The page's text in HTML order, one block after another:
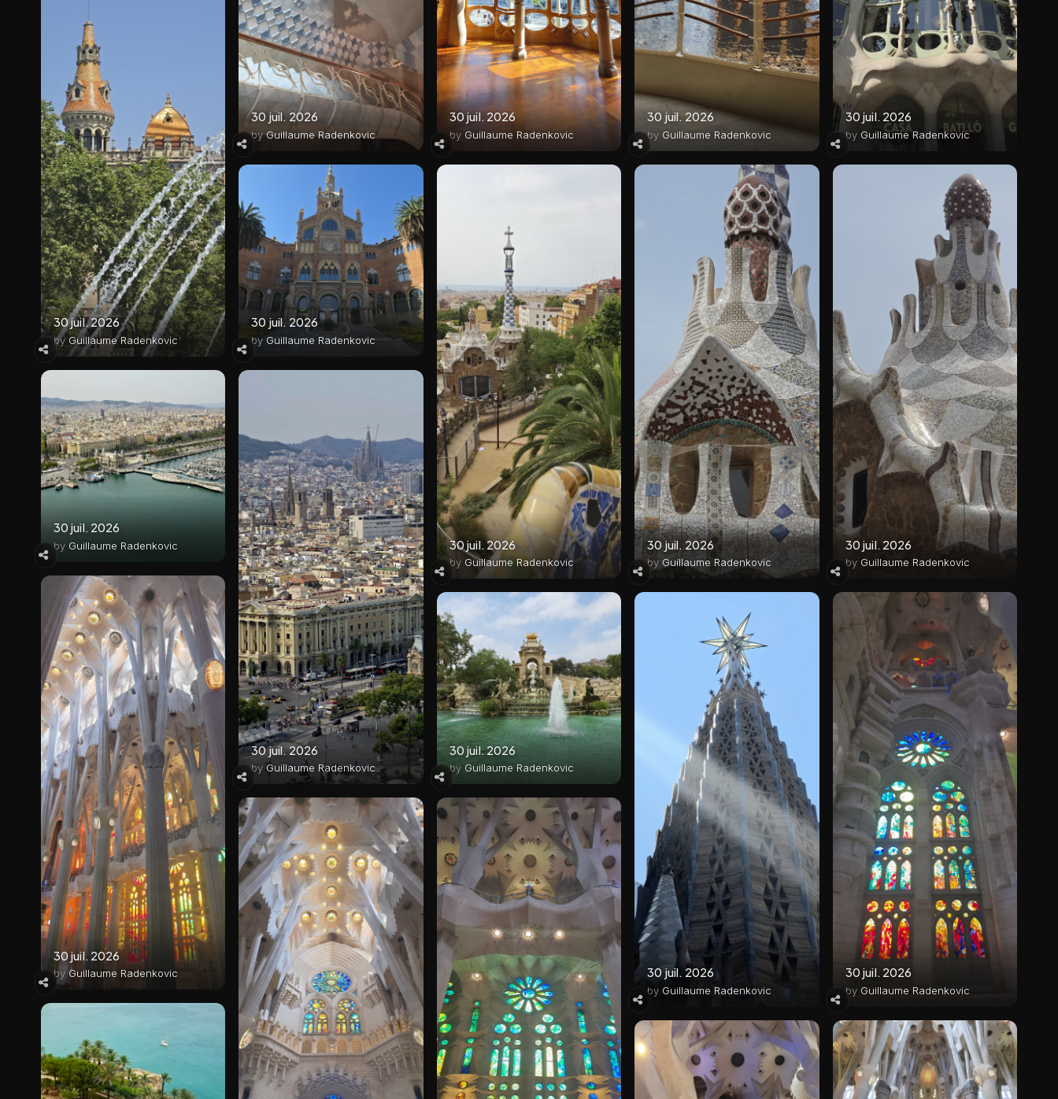
30 juil. 2026
byGuillaume Radenkovic
30 juil. 2026
by Guillaume Radenkovic
30 juil. 2026
by Guillaume Radenkovic
30 juil. 2026
by Guillaume Radenkovic
30 juil. 2026
by Guillaume Radenkovic
30 juil. 2026
by Guillaume Radenkovic
30 juil. 2026
by Guillaume Radenkovic
30 juil. 2026
by Guillaume Radenkovic
30 juil. 2026
by Guillaume Radenkovic
30 juil. 2026
by Guillaume Radenkovic
30 juil. 2026
byGuillaume Radenkovic
30 juil. 2026
by Guillaume Radenkovic
30 juil. 2026
by Guillaume Radenkovic
30 juil. 2026
by Guillaume Radenkovic
30 juil. 2026
byGuillaume Radenkovic